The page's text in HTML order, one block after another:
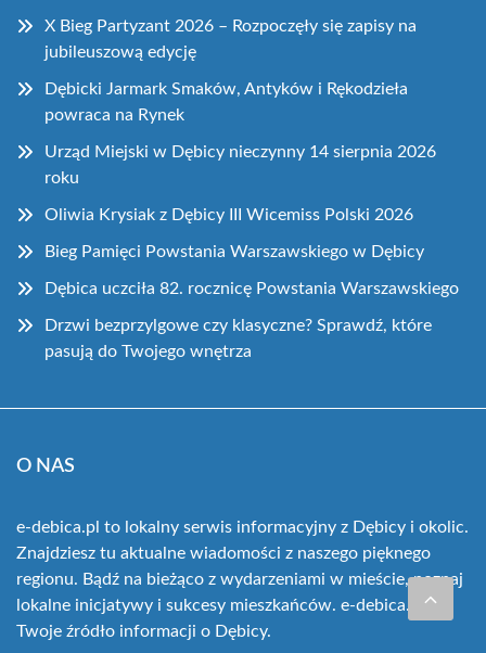
X Bieg Partyzant 2026 – Rozpoczęły się zapisy na
jubileuszową edycję
Dębicki Jarmark Smaków, Antyków i Rękodzieła
powraca na Rynek
Urząd Miejski w Dębicy nieczynny 14 sierpnia 2026
roku
Oliwia Krysiak z Dębicy III Wicemiss Polski 2026
Bieg Pamięci Powstania Warszawskiego w Dębicy
Dębica uczciła 82. rocznicę Powstania Warszawskiego
Drzwi bezprzylgowe czy klasyczne? Sprawdź, które
pasują do Twojego wnętrza
O NAS
e-debica.pl to lokalny serwis informacyjny z Dębicy i okolic.
Znajdziesz tu aktualne wiadomości z naszego pięknego
regionu. Bądź na bieżąco z wydarzeniami w mieście, poznaj
lokalne inicjatywy i sukcesy mieszkańców. e-debica.pl,
Twoje źródło informacji o Dębicy.